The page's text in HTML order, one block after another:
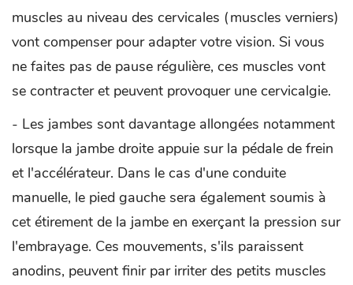
muscles au niveau des cervicales (muscles verniers)
vont compenser pour adapter votre vision. Si vous
ne faites pas de pause régulière, ces muscles vont
se contracter et peuvent provoquer une cervicalgie.
- Les jambes sont davantage allongées notamment
lorsque la jambe droite appuie sur la pédale de frein
et l'accélérateur. Dans le cas d'une conduite
manuelle, le pied gauche sera également soumis à
cet étirement de la jambe en exerçant la pression sur
l'embrayage. Ces mouvements, s'ils paraissent
anodins, peuvent finir par irriter des petits muscles